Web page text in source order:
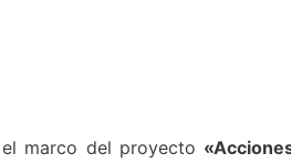
marco del proyecto